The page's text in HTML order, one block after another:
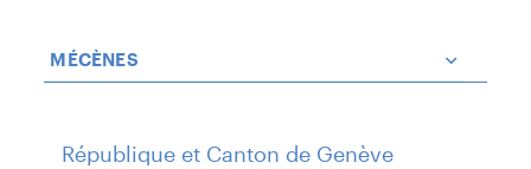
MÉCÈNES
République et Canton de Genève